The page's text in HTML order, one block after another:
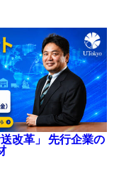
改革」 先行企業の